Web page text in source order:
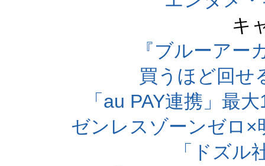
キ
『ブルーアー
買うほど回せ
「au PAY連携」最
ゼンレスゾーンゼロ
「ドズル